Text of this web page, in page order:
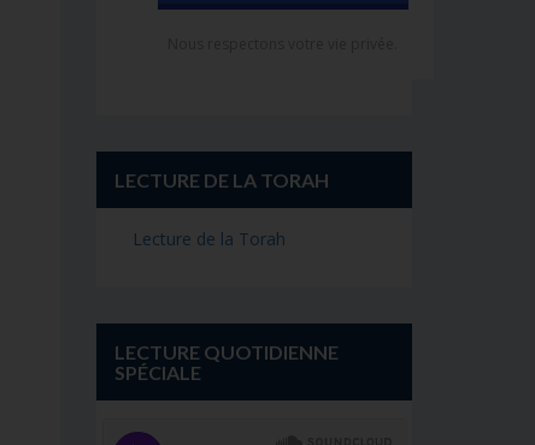
LECTURE DE LA TORAH
Lecture de la Torah
LECTURE QUOTIDIENNE
SPÉCIALE